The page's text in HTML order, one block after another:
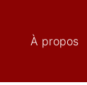
À propos